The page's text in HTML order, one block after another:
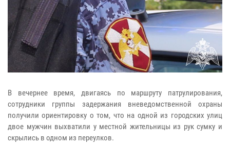
В вечернее время, двигаясь по маршруту патрулирования,
сотрудники группы задержания вневедомственной охраны
получили ориентировку о том, что на одной из городских улиц
двое мужчин выхватили у местной жительницы из рук сумку и
скрылись в одном из переулков.